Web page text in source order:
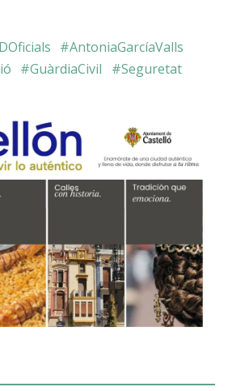
#AntoniaGarcíaValls
#GuàrdiaCivil #Seguretat